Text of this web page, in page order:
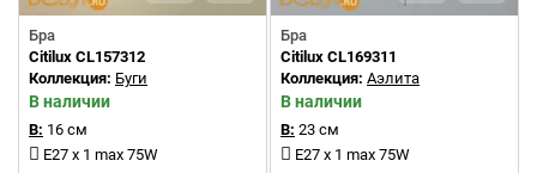
Бра
Citilux CL157312
Коллекция: Буги
В наличии
В: 16 см
E27 x 1 max 75W
Бра
Citilux CL169311
Коллекция: Аэлита
В наличии
В: 23 см
E27 x 1 max 75W